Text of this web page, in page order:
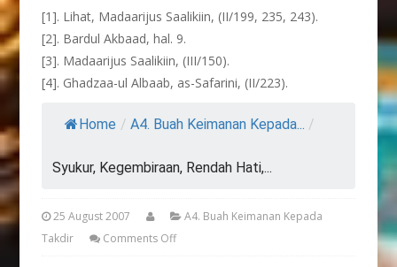
[1]. Lihat, Madaarijus Saalikiin, (II/199, 235, 243).
[2]. Bardul Akbaad, hal. 9.
[3]. Madaarijus Saalikiin, (III/150).
[4]. Ghadzaa-ul Albaab, as-Safarini, (II/223).
Home / A4. Buah Keimanan Kepada... /
Syukur, Kegembiraan, Rendah Hati,...
25 August 2007
A4. Buah Keimanan Kepada
Takdir
Comments Off